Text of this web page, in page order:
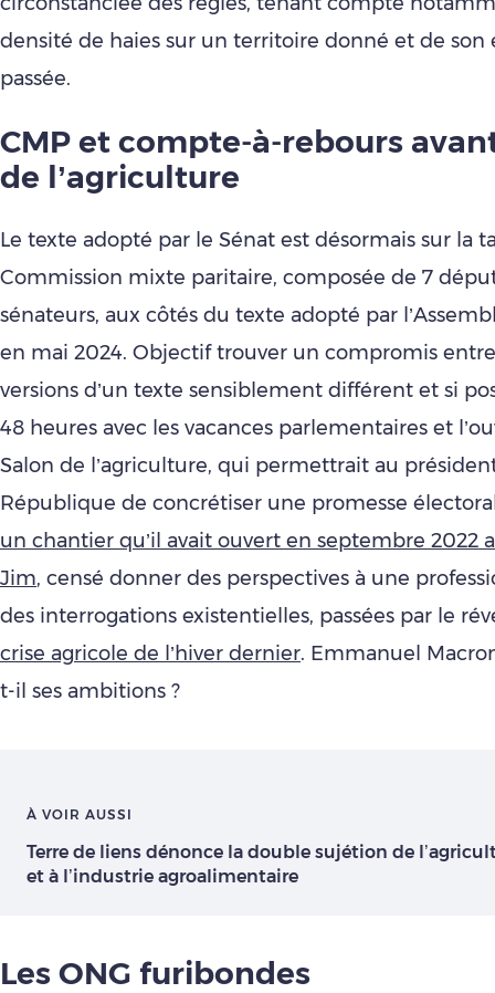
densité de haies sur un territoire donné et de son
passée.
CMP et compte-à-rebours
de l’agriculture
Le texte adopté par le Sénat est désormais sur la
Commission mixte paritaire, composée de 7
sénateurs, aux côtés du texte adopté par
en mai 2024. Objectif trouver un compromis
versions d’un texte sensiblement différent et si
48 heures avec les vacances parlementaires et
Salon de l’agriculture, qui permettrait au
République de concrétiser une promesse
un chantier qu’il avait ouvert en septembre 2022
Jim, censé donner des perspectives à une
des interrogations existentielles, passées par le
crise agricole de l’hiver dernier. Emmanuel
t-il ses ambitions ?
À VOIR AUSSI
Terre de liens dénonce la double sujétion de
et à l’industrie agroalimentaire
Les ONG furibondes